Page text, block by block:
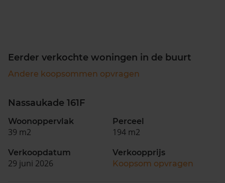
Eerder verkochte woningen in de buurt
Andere koopsommen opvragen
Nassaukade 161F
Woonoppervlak
39 m2
Perceel
194 m2
Verkoopdatum
29 juni 2026
Verkoopprijs
Koopsom opvragen